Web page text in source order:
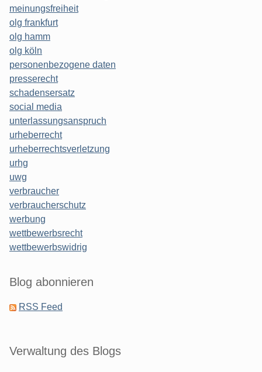
meinungsfreiheit
olg frankfurt
olg hamm
olg köln
personenbezogene daten
presserecht
schadensersatz
social media
unterlassungsanspruch
urheberrecht
urheberrechtsverletzung
urhg
uwg
verbraucher
verbraucherschutz
werbung
wettbewerbsrecht
wettbewerbswidrig
Blog abonnieren
RSS Feed
Verwaltung des Blogs